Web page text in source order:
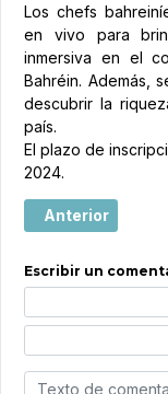
Los chefs
en vivo para
inmersiva en el
Bahréin. Además,
descubrir la
país.
El plazo de
2024.
Artículo
Anterior
Escribir un